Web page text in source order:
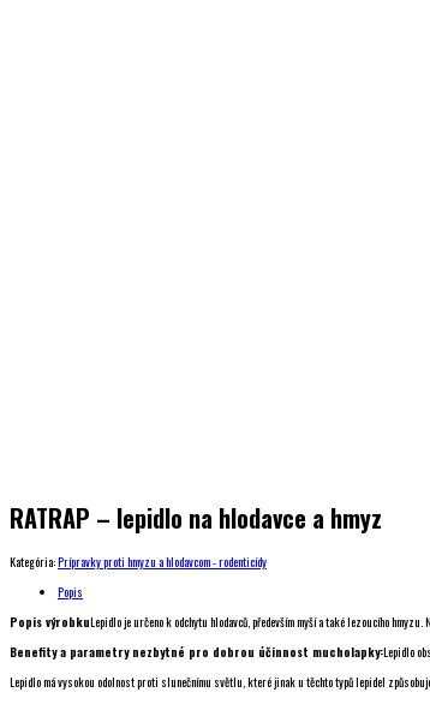
RATRAP – lepidlo na hlodavce a hmyz
Kategória:Prípravky proti hmyzu a hlodavcom - rodenticídy
Popis
Popis výrobkuLepidlo je určeno k odchytu hlodavců, především myší a také lezoucího
Benefity a parametry nezbytné pro dobrou účinnost mucholapky:Lepidlo
Lepidlo má vysokou odolnost proti slunečnímu světlu, které jinak u těchto typů lepidel